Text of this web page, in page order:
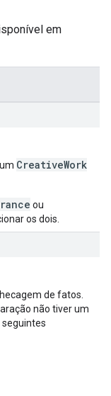
em
CreativeWork
ou
os dois.
de fatos.
não tiver um
seguintes